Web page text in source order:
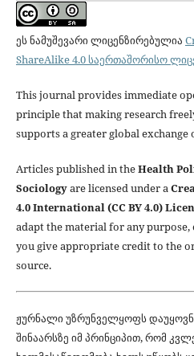
ეს ნამუშევარი ლიცენზირებულია
ShareAlike 4.0 საერთაშორისო
This journal provides immediate
principle that making research
supports a greater global exchange
Articles published in theHealth
Sociologyare licensed under a
4.0 International (CC BY 4.0)
adapt the material for any
you give appropriate credit to the
source.
ჟურნალი უზრუნველყოფს
შინაარსზე იმ პრინციპით, რომ